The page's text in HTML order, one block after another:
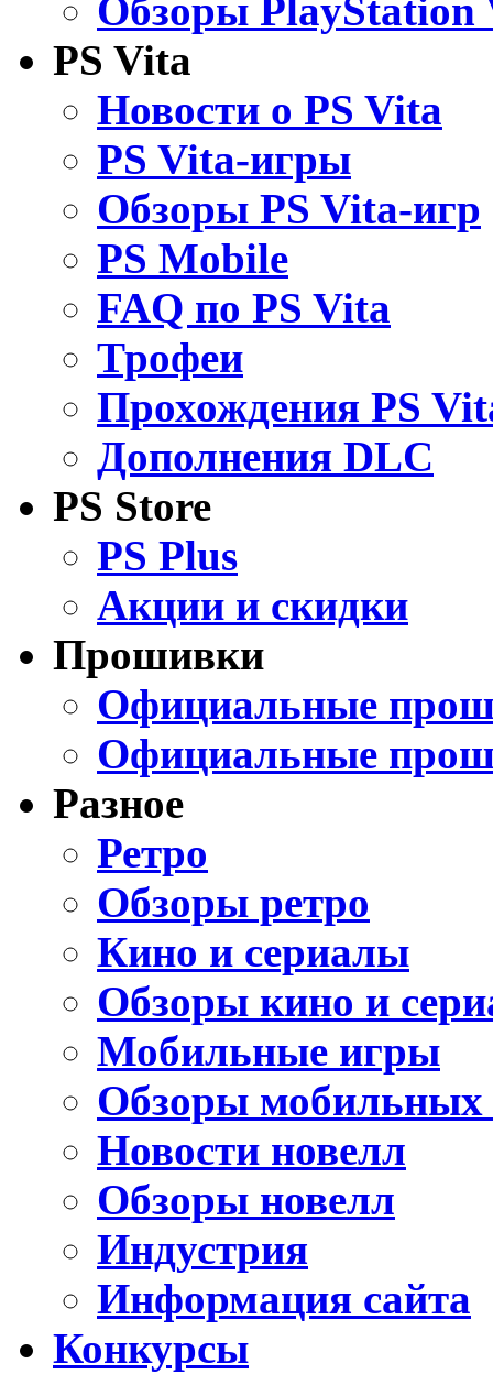
Обзоры PlayStation
PS Vita
Новости о PS Vita
PS Vita-игры
Обзоры PS Vita-игр
PS Mobile
FAQ по PS Vita
Трофеи
Прохождения PS
Дополнения DLC
PS Store
PS Plus
Акции и скидки
Прошивки
Официальные
Официальные
Разное
Ретро
Обзоры ретро
Кино и сериалы
Обзоры кино и
Мобильные игры
Обзоры мобильных
Новости новелл
Обзоры новелл
Индустрия
Информация сайта
Конкурсы